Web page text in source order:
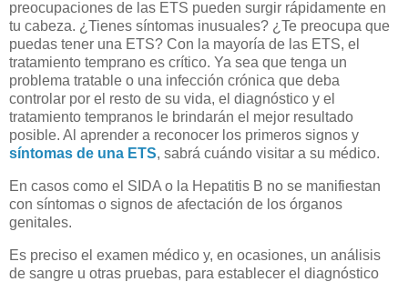
preocupaciones de las ETS pueden surgir rápidamente en
tu cabeza. ¿Tienes síntomas inusuales? ¿Te preocupa que
puedas tener una ETS? Con la mayoría de las ETS, el
tratamiento temprano es crítico. Ya sea que tenga un
problema tratable o una infección crónica que deba
controlar por el resto de su vida, el diagnóstico y el
tratamiento tempranos le brindarán el mejor resultado
posible. Al aprender a reconocer los primeros signos y
síntomas de una ETS, sabrá cuándo visitar a su médico.
En casos como el SIDA o la Hepatitis B no se manifiestan
con síntomas o signos de afectación de los órganos
genitales.
Es preciso el examen médico y, en ocasiones, un análisis
de sangre u otras pruebas, para establecer el diagnóstico